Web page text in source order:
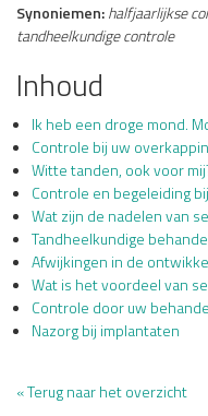
Synoniemen:halfjaarlijkse
tandheelkundige controle
Inhoud
Ik heb een droge mond.
Controle bij uw
Witte tanden, ook voor
Controle en begeleiding
Wat zijn de nadelen van
Tandheelkundige
Afwijkingen in de
Wat is het voordeel van
Controle door uw
Nazorg bij implantaten
« Terug naar het overzicht